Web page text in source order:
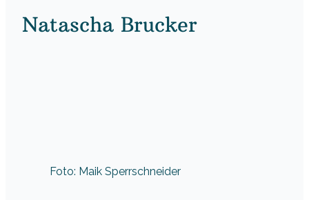
wenn sie Geschichten aus lustigen Tischgesprächen
lebendig in die Zeremonie überführt. Getragen wird